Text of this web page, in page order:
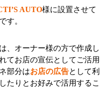
AUTO様に設置させて
す。
、オーナー様の方で作成し
てお店の宣伝としてご活用
部分はお店の広告として利
たりとお好みで活用するこ